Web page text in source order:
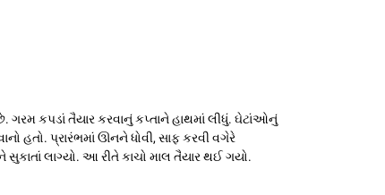
ગરમ કપડાં તૈયાર કરવાનું કપ્તાને હાથમાં લીધું. ઘેટાંઓનું
હતો. પ્રારંભમાં ઊનને ધોવી, સાફ કરવી વગેરે
સુકાતાં લાગ્યો. આ રીતે કાચો માલ તૈયાર થઈ ગયો.